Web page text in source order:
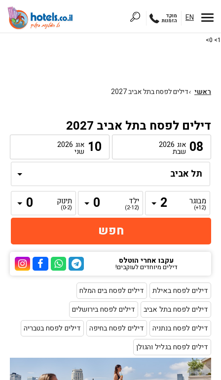
1> 0>
EN מוקד
הזמנות
ראשי ›דילים לפסח בתל אביב 2027
דילים לפסח בתל אביב 2027
08 אוג 2026
שבת 10 אוג 2026
שני
מבוגר
(12+)
ילד
(2-12)
תינוק
(0-2)
ערוץ ערוץ
ערוץ הוואטסאפ של
ערוץ הטלגרם של הוטלס
עקבו אחרי הוטלס
דילים מיוחדים לעוקבים!
דילים לפסח באילת
דילים לפסח בים המלח
דילים לפסח בתל אביב
דילים לפסח בירושלים
דילים לפסח בנתניה
דילים לפסח בחיפה
דילים לפסח בטבריה
דילים לפסח בגליל והגולן